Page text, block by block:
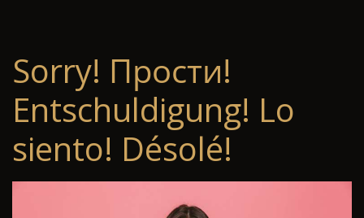
Sorry! Прости!
Entschuldigung! Lo
siento! Désolé!